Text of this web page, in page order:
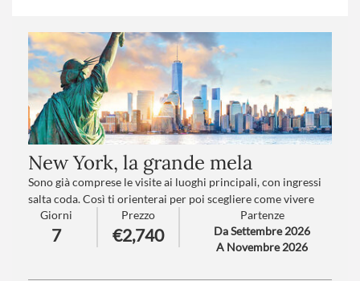
New York, la grande mela
Sono già comprese le visite ai luoghi principali, con ingressi
salta coda. Così ti orienterai per poi scegliere come vivere
due giorni del tuo viaggio come desideri. Con i consigli del
nostro accompagnatore sarai sicuro di vivere New York al
100%. Come la vuoi tu!
Giorni
7
Prezzo
€2,740
Partenze
Da Settembre 2026
A Novembre 2026